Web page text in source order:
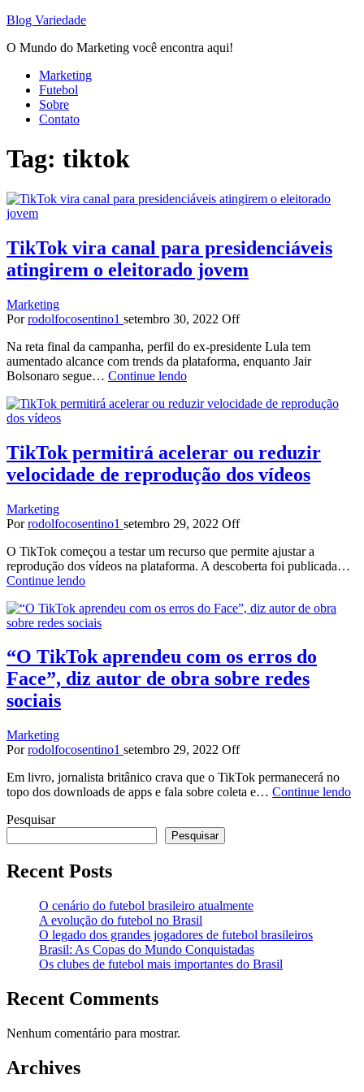
Blog Variedade
O Mundo do Marketing você encontra aqui!
Marketing
Futebol
Sobre
Contato
Tag: tiktok
TikTok vira canal para presidenciáveis
atingirem o eleitorado jovem
Marketing
Por rodolfocosentino1 setembro 30, 2022 Off
Na reta final da campanha, perfil do ex-presidente Lula tem
aumentado alcance com trends da plataforma, enquanto Jair
Bolsonaro segue… Continue lendo
TikTok permitirá acelerar ou reduzir
velocidade de reprodução dos vídeos
Marketing
Por rodolfocosentino1 setembro 29, 2022 Off
O TikTok começou a testar um recurso que permite ajustar a
reprodução dos vídeos na plataforma. A descoberta foi publicada…
Continue lendo
“O TikTok aprendeu com os erros do
Face”, diz autor de obra sobre redes
sociais
Marketing
Por rodolfocosentino1 setembro 29, 2022 Off
Em livro, jornalista britânico crava que o TikTok permanecerá no
topo dos downloads de apps e fala sobre coleta e… Continue lendo
Pesquisar
Pesquisar
Recent Posts
O cenário do futebol brasileiro atualmente
A evolução do futebol no Brasil
O legado dos grandes jogadores de futebol brasileiros
Brasil: As Copas do Mundo Conquistadas
Os clubes de futebol mais importantes do Brasil
Recent Comments
Nenhum comentário para mostrar.
Archives